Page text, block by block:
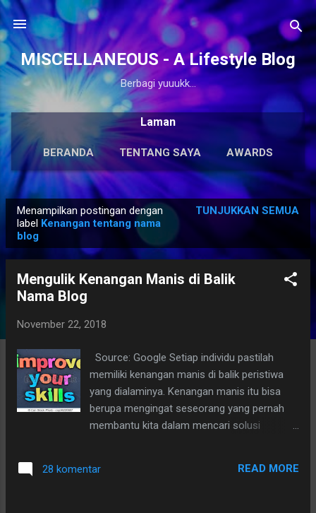
Langsung ke konten utama
MISCELLANEOUS - A Lifestyle Blog
Berbagi yuuukk...
Laman
BERANDA TENTANG SAYA AWARDS
ANTOLOGI LAINNYA… KARYA SOLO
s
Menampilkan postingan dengan
label Kenangan tentang nama
blog
TUNJUKKAN SEMUA
Mengulik Kenangan Manis di Balik
Nama Blog
November 22, 2018
Source: Google Setiap individu pastilah
memiliki kenangan manis di balik peristiwa
yang dialaminya. Kenangan manis itu bisa
berupa mengingat seseorang yang pernah
membantu kita dalam mencari solusi
waktu, pikiran dan tenaganya demi kemajuan
28 komentar READ MORE